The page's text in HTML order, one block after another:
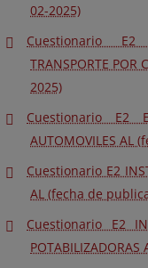
02-2025)
Cuestionario E2
TRANSPORTE
2025)
Cuestionario E2
AUTOMOVILES AL
Cuestionario E2
AL (fecha de
Cuestionario E2